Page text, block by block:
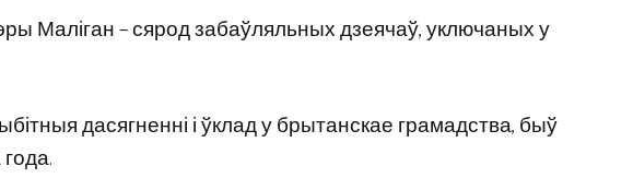
Маліган – сярод забаўляльных дзеячаў, уключаных у
дасягненні і ўклад у брытанскае грамадства, быў